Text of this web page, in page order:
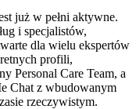
już w pełni aktywne.
i specjalistów,
dla wielu ekspertów
profili,
Personal Care Team, a
Chat z wbudowanym
rzeczywistym.